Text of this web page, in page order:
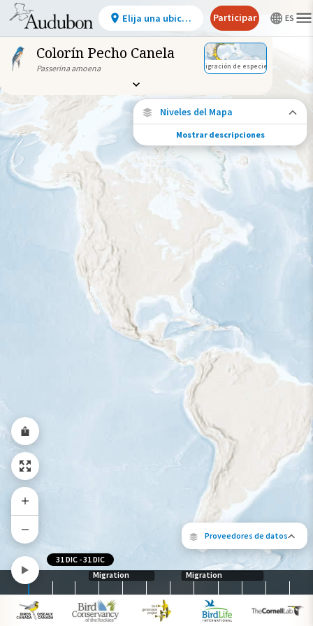
Colorín Pecho Canela
Passerina amoena Migración de especies
Proveedores de datos
Los siguientes socios contribuyeron
Niveles del Mapa
Migración de especies
Vea dónde viaja esta especie durante todo
el año.
Abundancia de esta especie
Alto
Gama de especies por estación
Gama de verano
Rango de invierno
Rango a lo largo del año
Mostrar descripciones
Migration Migration
31 DIC -31 DIC
Elija una ubicación Participar